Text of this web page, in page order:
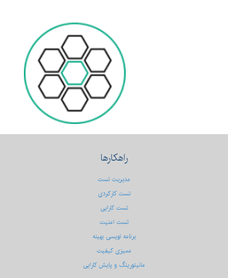
راهکارها
مدیریت تست
تست کارکردی
تست كارایی
تست امنیت
برنامه نویسی بهینه
ممیزی کیفیت
مانیتورینگ و پایش کارایی